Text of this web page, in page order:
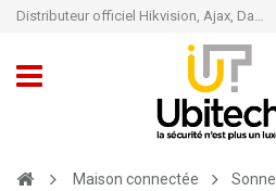
Distributeur officiel Hikvision, Ajax, Dahua, TP-Link - Caméra de vidéo surveillance - Alarme
Maison connectée